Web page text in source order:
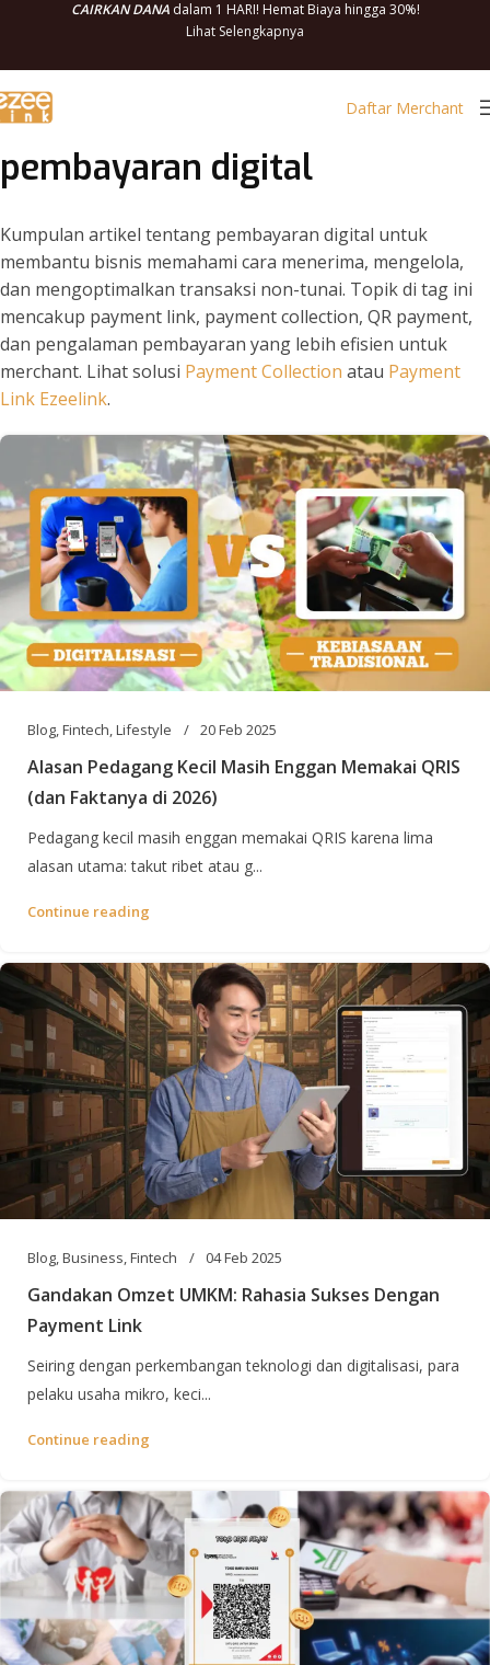
CAIRKAN DANAdalam 1 HARI! Hemat Biaya hingga 30%!
Lihat Selengkapnya
Daftar Merchant
pembayaran digital
Kumpulan artikel tentang pembayaran digital untuk
membantu bisnis memahami cara menerima, mengelola,
dan mengoptimalkan transaksi non-tunai. Topik di tag ini
mencakup payment link, payment collection, QR payment,
dan pengalaman pembayaran yang lebih efisien untuk
merchant. Lihat solusi Payment Collection atau Payment
Link Ezeelink.
Blog,Fintech,Lifestyle 20 Feb 2025
Alasan Pedagang Kecil Masih Enggan Memakai QRIS
(dan Faktanya di 2026)
Pedagang kecil masih enggan memakai QRIS karena lima
alasan utama: takut ribet atau g...
Continue reading
Blog,Business,Fintech 04 Feb 2025
Gandakan Omzet UMKM: Rahasia Sukses Dengan
Payment Link
Seiring dengan perkembangan teknologi dan digitalisasi, para
pelaku usaha mikro, keci...
Continue reading